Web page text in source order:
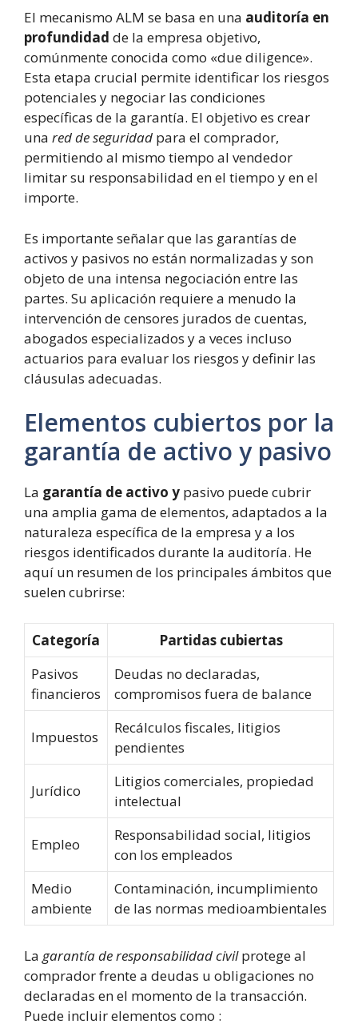
El mecanismo ALM se basa en una auditoría en
profundidad de la empresa objetivo,
comúnmente conocida como «due diligence».
Esta etapa crucial permite identificar los riesgos
potenciales y negociar las condiciones
específicas de la garantía. El objetivo es crear
una red de seguridad para el comprador,
permitiendo al mismo tiempo al vendedor
limitar su responsabilidad en el tiempo y en el
importe.
Es importante señalar que las garantías de
activos y pasivos no están normalizadas y son
objeto de una intensa negociación entre las
partes. Su aplicación requiere a menudo la
intervención de censores jurados de cuentas,
abogados especializados y a veces incluso
actuarios para evaluar los riesgos y definir las
cláusulas adecuadas.
Elementos cubiertos por la
garantía de activo y pasivo
La garantía de activo y pasivo puede cubrir
una amplia gama de elementos, adaptados a la
naturaleza específica de la empresa y a los
riesgos identificados durante la auditoría. He
aquí un resumen de los principales ámbitos que
suelen cubrirse:
Categoría
Partidas cubiertas
Pasivos
financieros
Deudas no declaradas,
compromisos fuera de balance
Impuestos
Recálculos fiscales, litigios
pendientes
Jurídico
Litigios comerciales, propiedad
intelectual
Empleo
Responsabilidad social, litigios
con los empleados
Medio
ambiente
Contaminación, incumplimiento
de las normas medioambientales
La garantía de responsabilidad civilprotege al
comprador frente a deudas u obligaciones no
declaradas en el momento de la transacción.
Puede incluir elementos como :